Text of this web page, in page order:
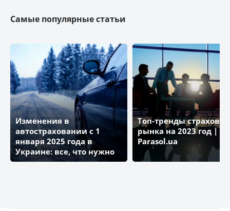
Самые популярные статьи
Изменения в
автостраховании с 1
января 2025 года в
Украине: все, что нужно
знать
Топ-тренды
рынка на 2023 год |
Parasol.ua